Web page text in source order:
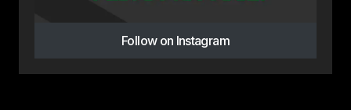
Follow on Instagram